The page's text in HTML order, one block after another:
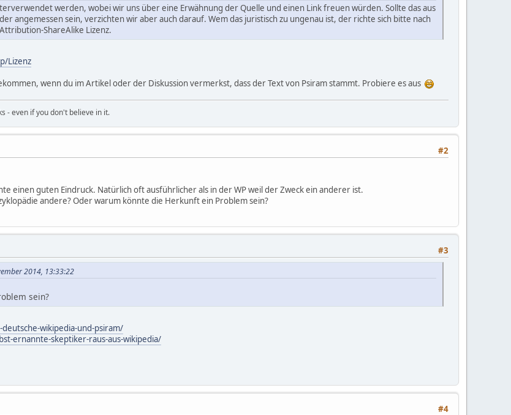
werden, wobei wir uns über eine Erwähnung der Quelle und einen Link freuen würden. Sollte das aus
angemessen sein, verzichten wir aber auch darauf. Wem das juristisch zu ungenau ist, der richte sich bitte nach
ShareAlike Lizenz.
Lizenz
wenn du im Artikel oder der Diskussion vermerkst, dass der Text von Psiram stammt. Probiere es aus
- even if you don't believe in it.
#2
einen guten Eindruck. Natürlich oft ausführlicher als in der WP weil der Zweck ein anderer ist.
andere? Oder warum könnte die Herkunft ein Problem sein?
#3
2014, 13:33:22
sein?
wikipedia-und-psiram/
ernannte-skeptiker-raus-aus-wikipedia/
#4